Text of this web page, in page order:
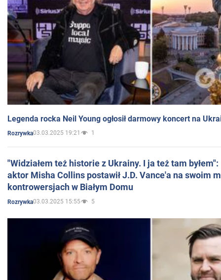
Legenda rocka Neil Young ogłosił darmowy koncert na
Rozrywka03.03.2025 19:21 1
"Widziałem też historie z Ukrainy. I ja też tam
aktor Misha Collins postawił J.D. Vance'a na swoim
kontrowersjach w Białym Domu
Rozrywka03.03.2025 15:55 5